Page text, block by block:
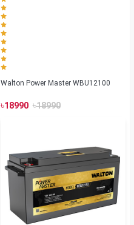
Walton Power Master WBU12100
৳18990 ৳18990